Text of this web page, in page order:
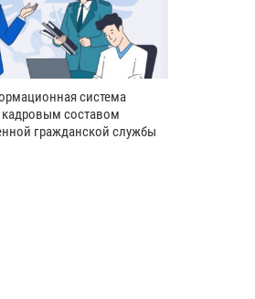
система
кадровым составом
гражданской службы